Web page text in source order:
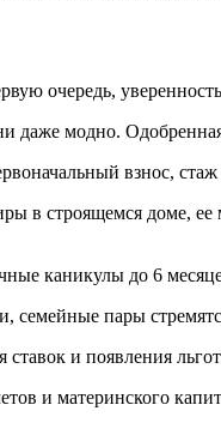
очередь,
даже модно.
взнос,
в строящемся доме,
каникулы до 6
пары
и появления
и материнского